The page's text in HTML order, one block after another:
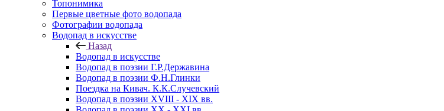
Топонимика
Первые цветные фото водопада
Фотографии водопада
Водопад в искусстве
Назад
Водопад в искусстве
Водопад в поэзии Г.Р.Державина
Водопад в поэзии Ф.Н.Глинки
Поездка на Кивач. К.К.Случевский
Водопад в поэзии XVIII - XIX вв.